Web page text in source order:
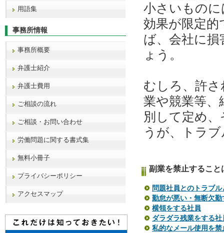
小さいもの
効果が限定
ば、会社に
ょう。
むしろ、許
業や競業等、
別して定め
うが、トラ
副業を禁止すること
問題社員とのトラブ
勤怠が悪い・無断欠勤
横領をする社員
ダラダラ残業をする社
私的なメール使用を
用語集
事務所情報
事務所概要
弁護士紹介
弁護士費用
ご相談の流れ
ご相談・お問い合わせ
労働問題に関する書式集
無料小冊子
プライバシーポリシー
アクセスマップ